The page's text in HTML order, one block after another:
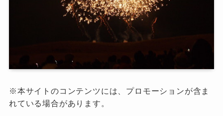
※本サイトのコンテンツには、プロモーションが含ま
れている場合があります。